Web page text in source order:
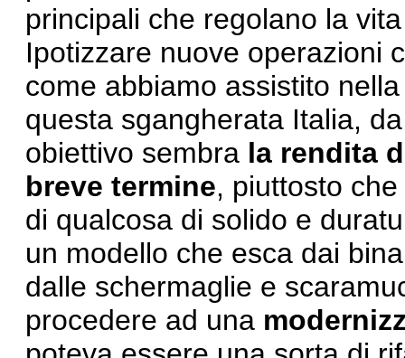
principali che regolano la
Ipotizzare nuove operazioni
come abbiamo assistito
questa sgangherata Italia,
obiettivo sembra la rendita
breve termine, piuttosto
di qualcosa di solido e
un modello che esca dai
dalle schermaglie e
procedere ad una